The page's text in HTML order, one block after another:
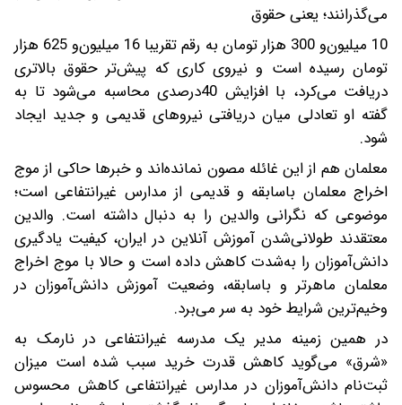
می‌گذرانند؛ یعنی حقوق
10‌ میلیون‌و 300 هزار تومان به رقم تقریبا 16 میلیون‌و 625 هزار
تومان رسیده است و نیروی کاری که پیش‌تر حقوق بالاتری
دریافت می‌کرد، با افزایش 40درصدی محاسبه می‌شود تا به
گفته او تعادلی میان دریافتی نیروهای قدیمی و جدید ایجاد
شود.
معلمان هم از این غائله مصون نمانده‌اند و خبرها حاکی از موج
اخراج معلمان باسابقه و قدیمی از مدارس غیرانتفاعی است؛
موضوعی که نگرانی والدین را به دنبال داشته است. والدین
معتقدند طولانی‌شدن آموزش آنلاین در ایران، کیفیت یادگیری
دانش‌آموزان را به‌شدت کاهش داده است و حالا با موج اخراج
معلمان ماهرتر و باسابقه، وضعیت آموزش دانش‌آموزان در
وخیم‌ترین شرایط خود به سر می‌برد.
در همین زمینه مدیر یک مدرسه غیرانتفاعی در نارمک به
«شرق» می‌گوید کاهش قدرت خرید سبب شده است میزان
ثبت‌نام دانش‌آموزان در مدارس غیرانتفاعی کاهش محسوس